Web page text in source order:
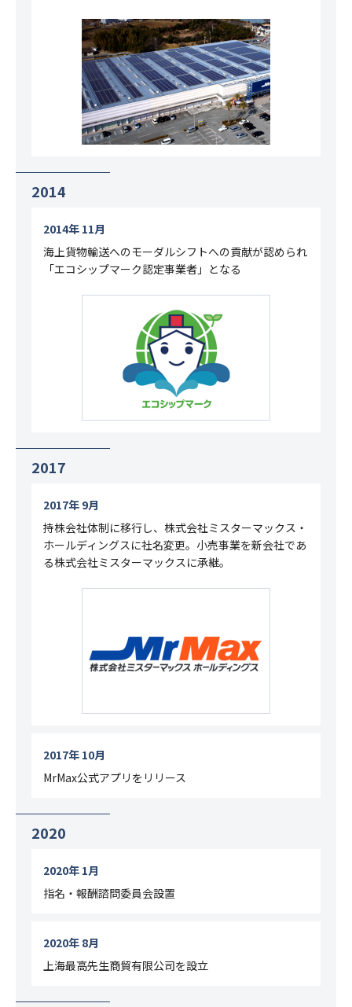
2014
2014年 11月
海上貨物輸送へのモーダルシフトへの貢献が認められ
「エコシップマーク認定事業者」となる
2017
2017年 9月
持株会社体制に移行し、株式会社ミスターマックス・
ホールディングスに社名変更。小売事業を新会社であ
る株式会社ミスターマックスに承継。
2017年 10月
MrMax公式アプリをリリース
2020
2020年 1月
指名・報酬諮問委員会設置
2020年 8月
上海最高先生商貿有限公司を設立